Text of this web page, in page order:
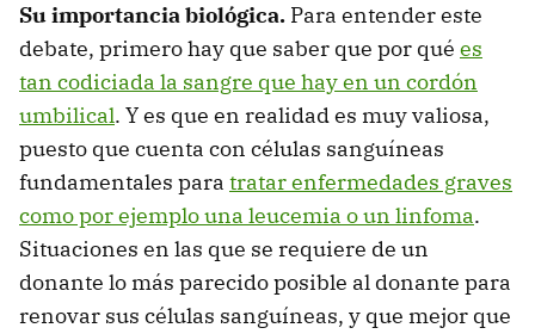
Su importancia biológica. Para entender este
debate, primero hay que saber que por qué es
tan codiciada la sangre que hay en un cordón
umbilical. Y es que en realidad es muy valiosa,
puesto que cuenta con células sanguíneas
fundamentales para tratar enfermedades graves
como por ejemplo una leucemia o un linfoma.
Situaciones en las que se requiere de un
donante lo más parecido posible al donante para
renovar sus células sanguíneas, y que mejor que